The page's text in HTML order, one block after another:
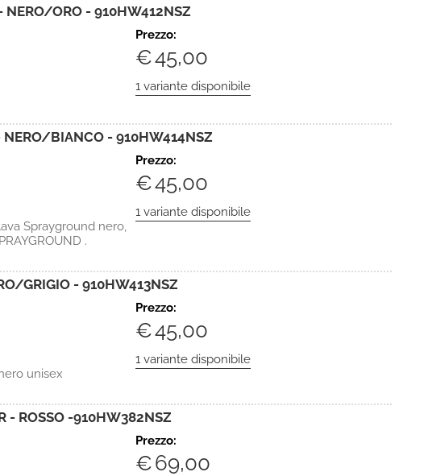
NERO/ORO - 910HW412NSZ
Prezzo:
€45,00
NERO/BIANCO - 910HW414NSZ
Sprayground nero,
.
Prezzo:
€45,00
GRIGIO - 910HW413NSZ
unisex
Prezzo:
€45,00
- ROSSO -910HW382NSZ
Prezzo:
€69,00